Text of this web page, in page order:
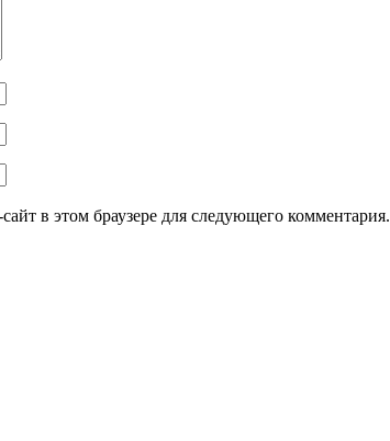
в этом браузере для следующего комментария.